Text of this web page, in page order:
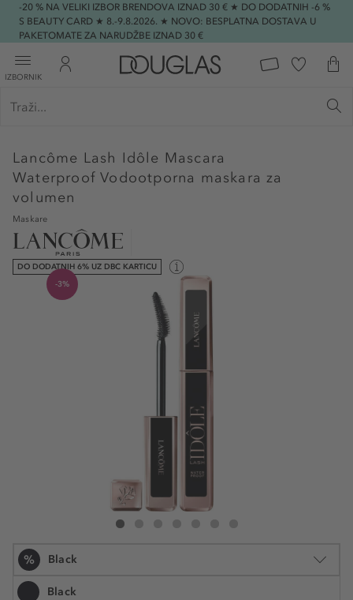
-20 % NA VELIKI IZBOR BRENDOVA IZNAD 30 € ★ DO DODATNIH -6 %
S BEAUTY CARD ★ 8.-9.8.2026. ★ NOVO: BESPLATNA DOSTAVA U
PAKETOMATE ZA NARUDŽBE IZNAD 30 €
IZBORNIK
Lancôme Lash Idôle Mascara
Waterproof Vodootporna maskara za
volumen
Maskare
DO DODATNIH 6% UZ DBC KARTICU
-3%
Lancôme Lash Idôle Mascara Waterproof
% Black
Black